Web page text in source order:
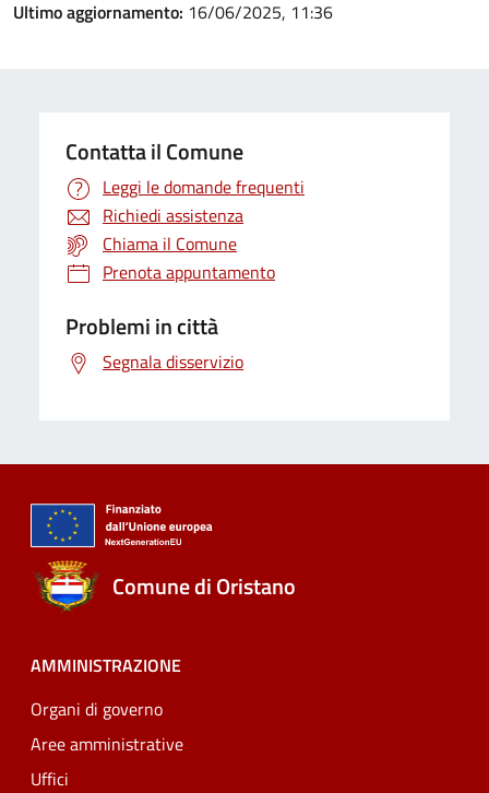
Ultimo aggiornamento: 16/06/2025, 11:36
Contatta il Comune
Leggi le domande frequenti
Richiedi assistenza
Chiama il Comune
Prenota appuntamento
Problemi in città
Segnala disservizio
Comune di Oristano
AMMINISTRAZIONE
Organi di governo
Aree amministrative
Uffici